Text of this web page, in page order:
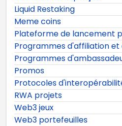
Liquid Restaking
Meme coins
Plateforme de lancement
Programmes d'affiliation
Programmes
Promos
Protocoles
RWA projets
Web3 jeux
Web3 portefeuilles